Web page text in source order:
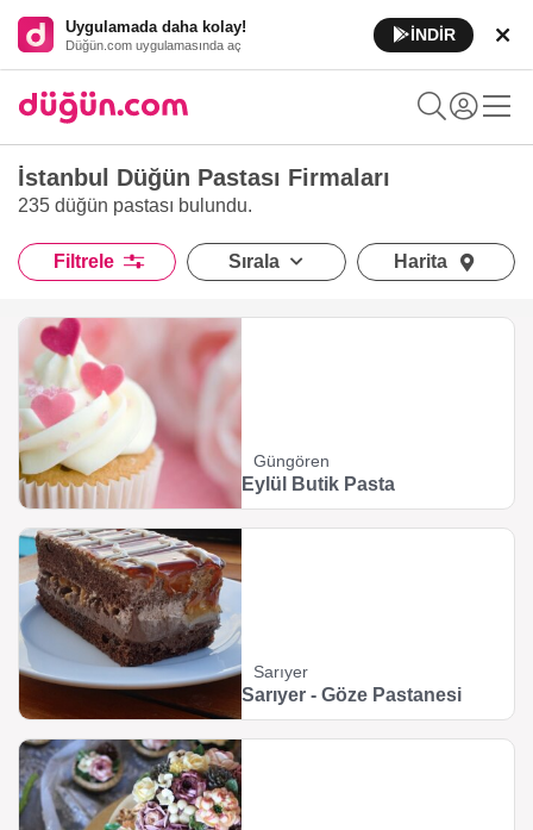
Uygulamada daha kolay!
Düğün.com uygulamasında aç
İNDİR
İstanbul Düğün Pastası Firmaları
235 düğün pastası bulundu.
Filtrele Sırala Harita
Güngören
Eylül Butik Pasta
Sarıyer
Sarıyer - Göze Pastanesi